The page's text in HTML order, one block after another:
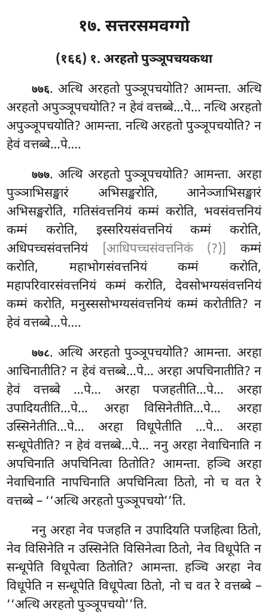
१७. सत्तरसमवग्गो
(१६६) १. अरहतो पुञ्ञूपचयकथा
७७६. अत्थि अरहतो पुञ्ञूपचयोति? आमन्ता. अत्थि
अरहतो अपुञ्ञूपचयोति? न हेवं वत्तब्बे…पे… नत्थि अरहतो
अपुञ्ञूपचयोति? आमन्ता. नत्थि अरहतो पुञ्ञूपचयोति? न
हेवं वत्तब्बे…पे….
७७७. अत्थि अरहतो पुञ्ञूपचयोति? आमन्ता. अरहा
पुञ्ञाभिसङ्खारं अभिसङ्खरोति, आनेञ्जाभिसङ्खारं
अभिसङ्खरोति, गतिसंवत्तनियं कम्मं करोति, भवसंवत्तनियं
कम्मं करोति, इस्सरियसंवत्तनियं कम्मं करोति,
अधिपच्चसंवत्तनियं
[आधिपच्चसंवत्तनिकं (?)]
कम्मं
करोति, महाभोगसंवत्तनियं कम्मं करोति,
महापरिवारसंवत्तनियं कम्मं करोति, देवसोभग्यसंवत्तनियं
कम्मं करोति, मनुस्ससोभग्यसंवत्तनियं कम्मं करोतीति? न
हेवं वत्तब्बे…पे….
७७८. अत्थि अरहतो पुञ्ञूपचयोति? आमन्ता. अरहा
आचिनातीति? न हेवं वत्तब्बे…पे… अरहा अपचिनातीति? न
हेवं वत्तब्बे …पे… अरहा पजहतीति…पे… अरहा
उपादियतीति…पे… अरहा विसिनेतीति…पे… अरहा
उस्सिनेतीति…पे… अरहा विधूपेतीति …पे… अरहा
सन्धूपेतीति? न हेवं वत्तब्बे…पे… ननुअरहा नेवाचिनाति न
अपचिनाति अपचिनित्वा ठितोति? आमन्ता. हञ्चि अरहा
नेवाचिनाति नापचिनाति अपचिनित्वा ठितो, नो च वत रे
वत्तब्बे – ‘‘अत्थि अरहतो पुञ्ञूपचयो’’ति.
ननु अरहा नेव पजहति न उपादियति पजहित्वा ठितो,
नेव विसिनेति न उस्सिनेति विसिनेत्वा ठितो, नेव विधूपेति न
सन्धूपेति विधूपेत्वा ठितोति? आमन्ता. हञ्चि अरहा नेव
विधूपेति न सन्धूपेति विधूपेत्वा ठितो, नो च वत रे वत्तब्बे –
‘‘अत्थि अरहतो पुञ्ञूपचयो’’ति.